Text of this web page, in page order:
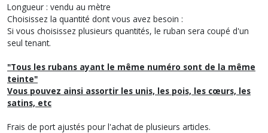
Longueur : vendu au mètre
Choisissez la quantité dont vous avez besoin :
Si vous choisissez plusieurs quantités, le ruban sera coupé d'un
seul tenant.
"Tous les rubans ayant le même numéro sont de la même
teinte"
Vous pouvez ainsi assortir les unis, les pois, les cœurs, les
satins, etc
Frais de port ajustés pour l'achat de plusieurs articles.